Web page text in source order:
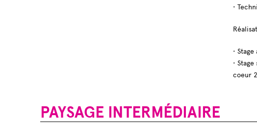
•
•
•
coeur
PAYSAGE INTERMÉDIAIRE